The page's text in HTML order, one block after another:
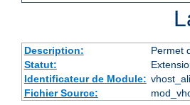
Description:
Permet
Statut:
Identificateur de Module:
Fichier Source: